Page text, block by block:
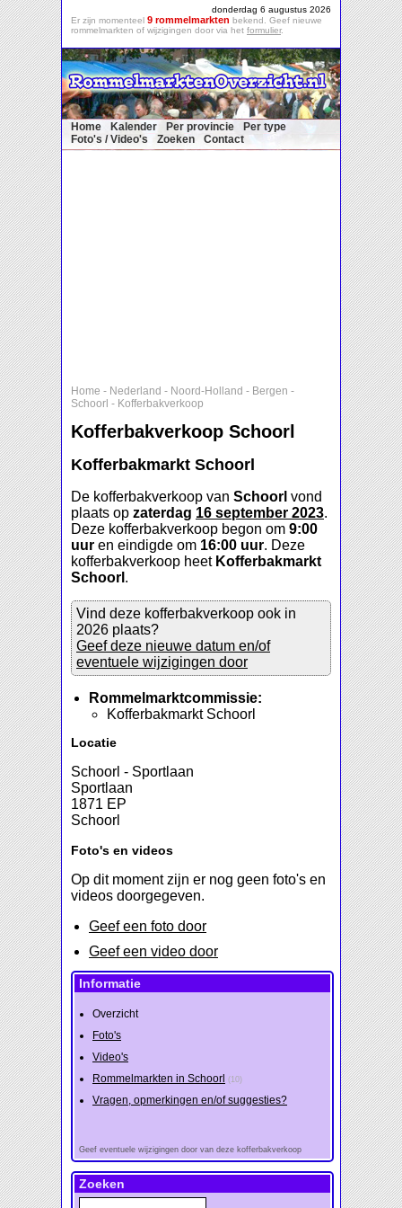
donderdag 6 augustus 2026
Er zijn momenteel 9 rommelmarkten bekend. Geef nieuwe
rommelmarkten of wijzigingen door via het formulier.
Home Kalender Per provincie
Per type
Foto's / Video's
Zoeken Contact
Home - Nederland - Noord-Holland - Bergen -
Schoorl - Kofferbakverkoop
Kofferbakverkoop Schoorl
Kofferbakmarkt Schoorl
De kofferbakverkoop van Schoorl vond
plaats op zaterdag 16 september 2023.
Deze kofferbakverkoop begon om 9:00
uur en eindigde om 16:00 uur. Deze
kofferbakverkoop heet Kofferbakmarkt
Schoorl .
Vind deze kofferbakverkoop ook in
2026 plaats?
Geef deze nieuwe datum en/of
eventuele wijzigingen door
Rommelmarktcommissie:
Kofferbakmarkt Schoorl
Locatie
Schoorl - Sportlaan
Sportlaan
1871 EP
Schoorl
Foto's en videos
Op dit moment zijn er nog geen foto's en
videos doorgegeven.
Geef een foto door
Geef een video door
Informatie
Overzicht
Foto's
Video's
Rommelmarkten in Schoorl (10)
Vragen, opmerkingen en/of suggesties?
Geef eventuele wijzigingen door van deze kofferbakverkoop
Zoeken